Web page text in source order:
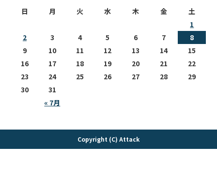
日
月 火 水 木 金 土
« 7月
1
2
3 4 5 6 7
8
9
10 11 12 13 14
15
16
17 18 19 20 21
22
23
24 25 26 27 28
29
30
31
Copyright (C) Attack